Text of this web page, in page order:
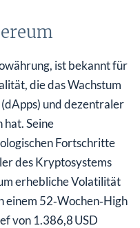
ist bekannt für
die das Wachstum
und dezentraler
Seine
Fortschritte
des Kryptosystems
erhebliche Volatilität
52‑Wochen‑High
von 1.386,8 USD